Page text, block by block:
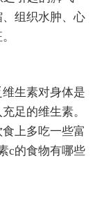
组织水肿、心
生素对身体是
足的维生素。
上多吃一些富
c的食物有哪些